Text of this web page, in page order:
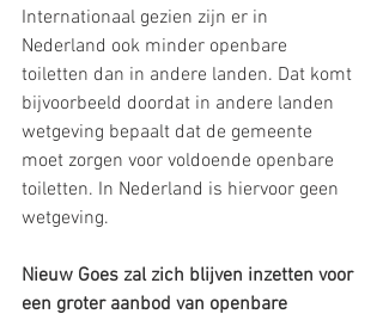
Internationaal gezien zijn er in
Nederland ook minder openbare
toiletten dan in andere landen. Dat komt
bijvoorbeeld doordat in andere landen
wetgeving bepaalt dat de gemeente
moet zorgen voor voldoende openbare
toiletten. In Nederland is hiervoor geen
wetgeving.
Nieuw Goes zal zich blijven inzetten voor
een groter aanbod van openbare